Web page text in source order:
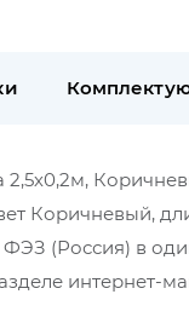
Коричневый,
(Россия) в
интернет-